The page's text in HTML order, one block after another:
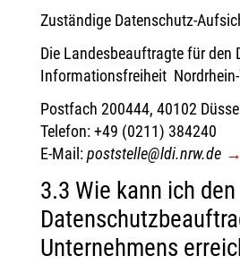
Zuständige Datenschutz-
Die Landesbeauftragte für den
Informationsfreiheit
Postfach 200444, 40102
Telefon: +49 (0211) 384240
E-Mail:poststelle@ldi.nrw.de
3.3 Wie kann ich den
Unternehmens